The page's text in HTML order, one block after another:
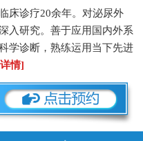
床诊疗20余年。对泌尿外
入研究。善于应用国内外系
学诊断，熟练运用当下先进
情]